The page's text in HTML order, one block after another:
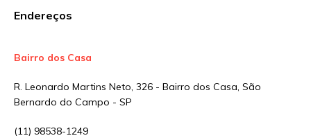
E-mail *
Endereços
Bairro dos Casa
R. Leonardo Martins Neto, 326 - Bairro dos Casa, São
Bernardo do Campo - SP
(11) 98538-1249